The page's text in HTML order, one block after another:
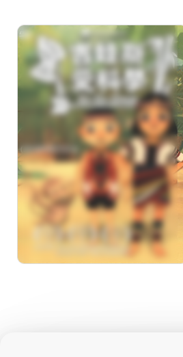
吉娃斯愛科學(10)消失
的竹管水